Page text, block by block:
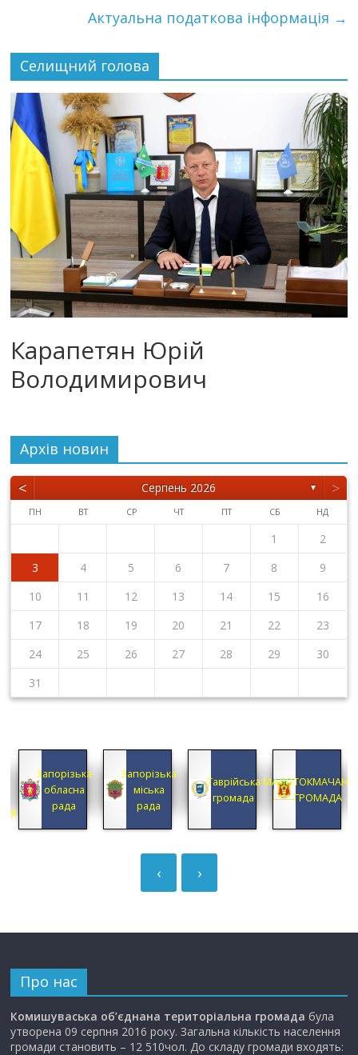
Актуальна податкова інформація →
Селищний голова
Карапетян Юрій
Володимирович
Архiв новин
< Серпень 2026 ▼ >
ПН ВТ СР ЧТ ПТ СБ НД
1
2
3
4 5 6 7 8
9
10
11 12 13 14 15
16
17
18 19 20 21 22
23
24
25 26 27 28 29
30
31
Запорізька
обласна
рада
Запорізька
міська
рада
Таврійська
громада
ГРОМАДА
›
‹
Про нас
Комишуваська об’єднана територіальна громада була
утворена 09 серпня 2016 року. Загальна кількість населення
громади становить – 12 510чол. До складу громади входять: